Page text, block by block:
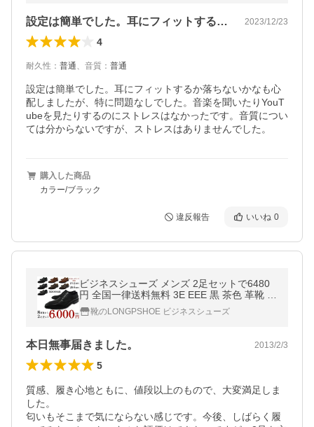
設定は簡単でした。耳にフィットするか落… 2023/12/23
4
耐久性 ： 普通、 音質 ： 普通
設定は簡単でした。耳にフィットするか落ちないかなも心
配しましたが、特に問題なしでした。音楽を聞いたりYouT
ubeを見たりするのにストレスはなかったです。音質につい
ては分からないですが、ストレスはありませんでした。
購入した商品
カラー/ブラック
違反報告 いいね 0
ビジネスシューズ メンズ 2足セットで6480
円 全国一律送料無料 3E EEE 黒 茶色 革靴 安
い ブランド
靴のLONGPSHOE ビジネスシューズ
本日無事届きました。 2013/2/3
5
質感、履き心地ともに、値段以上のもので、大変満足しま
した。
匂いもそこまで気にならない感じです。今後、しばらく履